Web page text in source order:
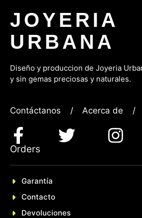
JOYERIA
URBANA
Diseño y produccion de Joyeria
y sin gemas preciosas y naturales.
Contáctanos / Acerca de /
Orders
Garantía
Contacto
Devoluciones